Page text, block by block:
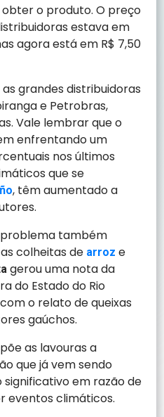
o produto. O preço
estava em
agora está em R$ 7,50
grandes distribuidoras
e Petrobras,
Vale lembrar que o
enfrentando um
nos últimos
que se
, têm aumentado a
problema também
colheitas de arroz e
gerou uma nota da
do Estado do Rio
o relato de queixas
gaúchos.
as lavouras a
que já vem sendo
em razão de
eventos climáticos.